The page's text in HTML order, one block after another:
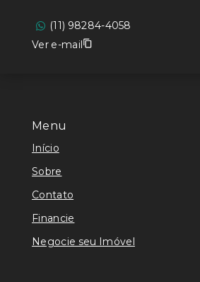
Menu
Início
Sobre
Contato
Financie
Negocie seu Imóvel
(11) 98284-4058
Ver e-mail